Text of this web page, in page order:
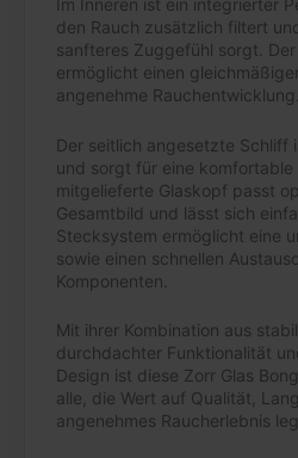
Im Inneren ist ein integrierter
den Rauch zusätzlich filtert
sanfteres Zuggefühl sorgt.
ermöglicht einen
angenehme Rauchentwicklung.
Der seitlich angesetzte Schliff
und sorgt für eine komfortable
mitgelieferte Glaskopf passt
Gesamtbild und lässt sich
Stecksystem ermöglicht eine
sowie einen schnellen
Komponenten.
Mit ihrer Kombination aus
durchdachter Funktionalität
Design ist diese Zorr Glas
alle, die Wert auf Qualität,
angenehmes Raucherlebnis